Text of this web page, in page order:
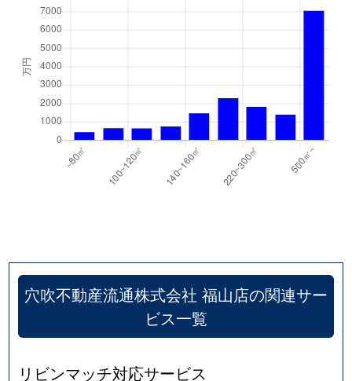
穴吹不動産流通株式会社 福山店の関連サー
ビス一覧
リビンマッチ対応サービス